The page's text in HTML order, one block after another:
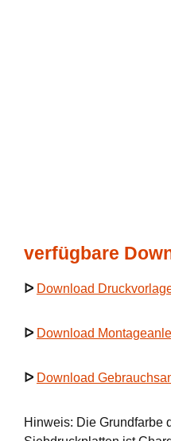
verfügbare
ᐅ Download
ᐅ Download
ᐅ Download
Hinweis: Die Grundfarbe